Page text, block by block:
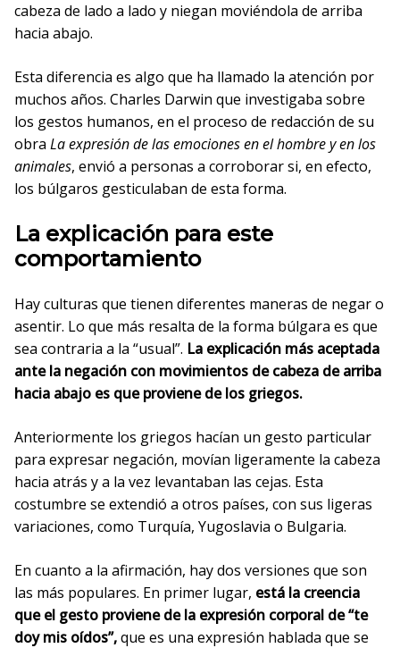
cabeza de lado a lado y niegan moviéndola de arriba
hacia abajo.
Esta diferencia es algo que ha llamado la atención por
muchos años. Charles Darwin que investigaba sobre
los gestos humanos, en el proceso de redacción de su
obra La expresión de las emociones en el hombre y en los
animales, envió a personas a corroborar si, en efecto,
los búlgaros gesticulaban de esta forma.
La explicación para este
comportamiento
Hay culturas que tienen diferentes maneras de negar o
asentir. Lo que más resalta de la forma búlgara es que
sea contraria a la “usual”. La explicación más aceptada
ante la negación con movimientos de cabeza de arriba
hacia abajo es que proviene de los griegos.
Anteriormente los griegos hacían un gesto particular
para expresar negación, movían ligeramente la cabeza
hacia atrás y a la vez levantaban las cejas. Esta
costumbre se extendió a otros países, con sus ligeras
variaciones, como Turquía, Yugoslavia o Bulgaria.
En cuanto a la afirmación, hay dos versiones que son
las más populares. En primer lugar, está la creencia
que el gesto proviene de la expresión corporal de “te
doy mis oídos”,que es una expresión hablada que se